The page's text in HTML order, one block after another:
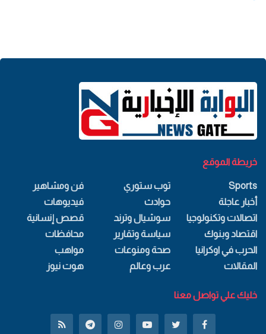
خريطة الموقع
Sports
أخبار عاجلة
اتصالات وتكنولوجيا
اقتصاد وبنوك
الحرب في اوكرانيا
المقالات
توب ستوري
حوادث
سوشيال وترند
سياسة وتقارير
صحة ومنوعات
عرب وعالم
فن ومشاهير
فيديوهات
قصص إنسانية
محافظات
مواهب
هوت نيوز
خليك علي تواصل معنا